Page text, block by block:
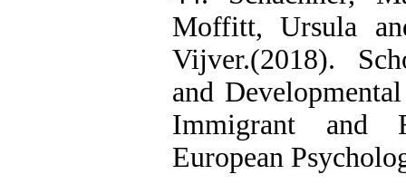
Moffitt, Ursula
Vijver.(2018).
and
Immigrant and
European